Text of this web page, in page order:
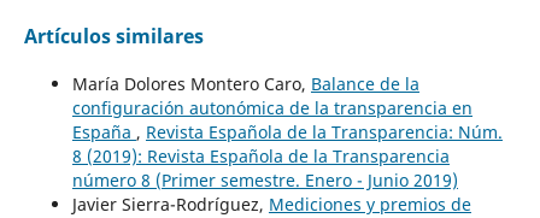
Artículos similares
María Dolores Montero Caro, Balance de la
configuración autonómica de la transparencia en
España , Revista Española de la Transparencia: Núm.
8 (2019): Revista Española de la Transparencia
número 8 (Primer semestre. Enero - Junio 2019)
Javier Sierra-Rodríguez, Mediciones y premios de